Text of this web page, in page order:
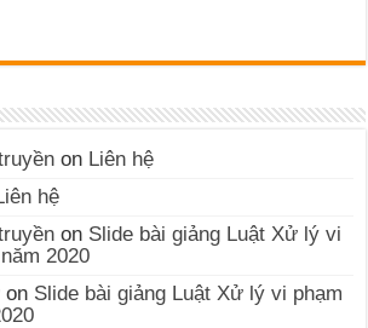
on Liên hệ
hệ
on Slide bài giảng Luật Xử lý vi
2020
on Slide bài giảng Luật Xử lý vi phạm